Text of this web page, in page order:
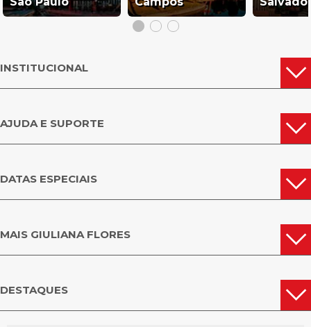
INSTITUCIONAL
AJUDA E SUPORTE
DATAS ESPECIAIS
MAIS GIULIANA FLORES
DESTAQUES